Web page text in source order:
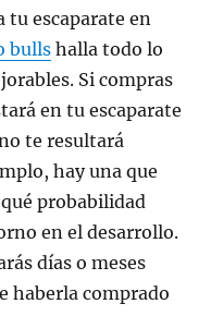
tu escaparate en
bulls halla todo lo
Si compras
en tu escaparate
te resultará
hay una que
probabilidad
en el desarrollo.
días o meses
haberla comprado